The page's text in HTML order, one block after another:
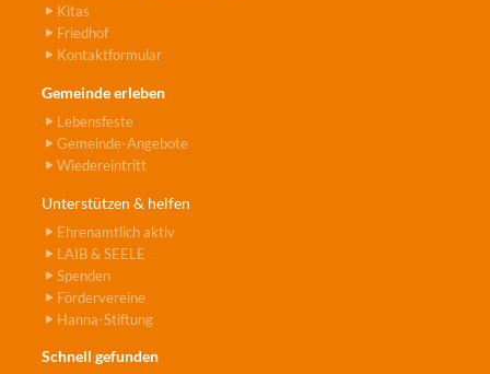
Kitas
Friedhof
Kontaktformular
Gemeinde erleben
Lebensfeste
Gemeinde-Angebote
Wiedereintritt
Unterstützen & helfen
Ehrenamtlich aktiv
LAIB & SEELE
Spenden
Fördervereine
Hanna-Stiftung
Schnell gefunden